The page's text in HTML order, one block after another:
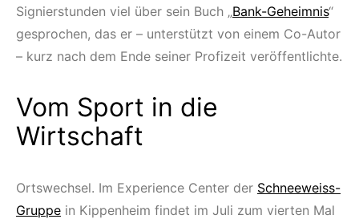
Signierstunden viel über sein Buch „Bank-Geheimnis“
gesprochen, das er – unterstützt von einem Co-Autor
– kurz nach dem Ende seiner Profizeit veröffentlichte.
Vom Sport in die
Wirtschaft
Ortswechsel. Im Experience Center der Schneeweiss-
Gruppe in Kippenheim findet im Juli zum vierten Mal